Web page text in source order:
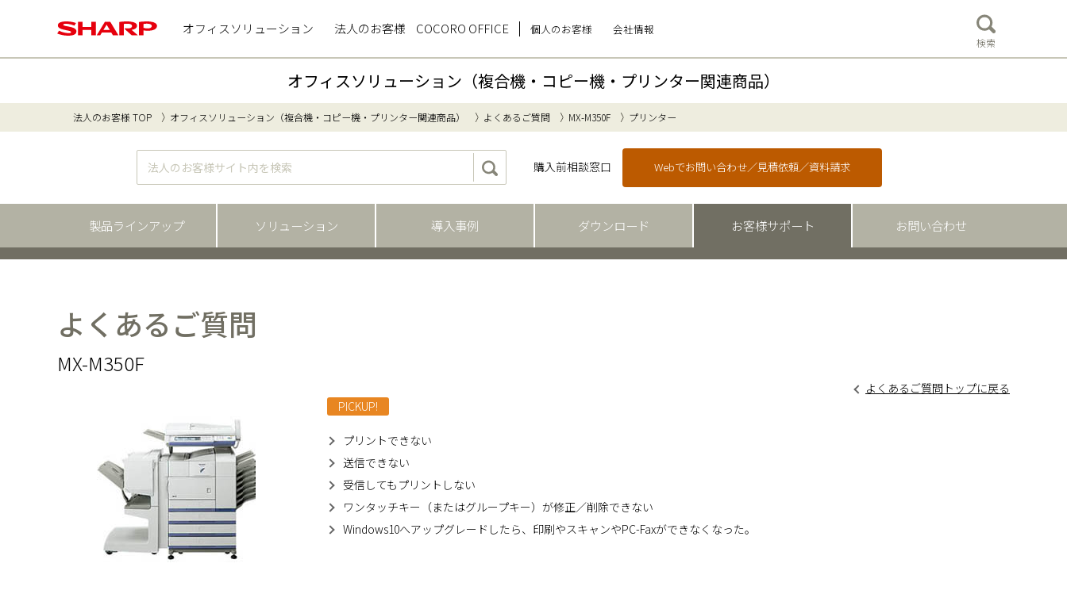
オフィスソリューション 法人のお客様 COCORO OFFICE 個人のお客様 会社情報
検索
オフィスソリューション（複合機・コピー機・プリンター関連商品）
法人のお客様 TOP オフィスソリューション（複合機・コピー機・プリンター関連商品） よくあるご質問 MX-M350F プリンター
購入前相談窓口 Webでお問い合わせ／見積依頼／資料請求
製品ラインアップ ソリューション 導入事例 ダウンロード お客様サポート お問い合わせ
よくあるご質問
MX-M350F
よくあるご質問トップに戻る
PICKUP!
プリントできない
送信できない
受信してもプリントしない
ワンタッチキー（またはグループキー）が修正／削除できない
Windows10へアップグレードしたら、印刷やスキャンやPC-Faxができなくなった。